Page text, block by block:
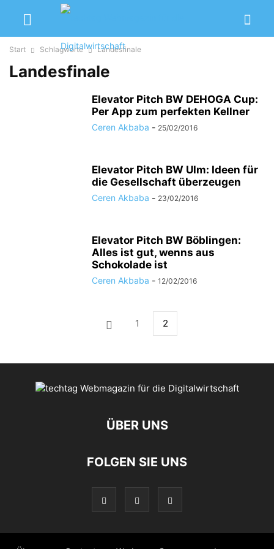
Start Schlagworte Landesfinale
Landesfinale
Elevator Pitch BW DEHOGA Cup:
Per App zum perfekten Kellner
Ceren Akbaba - 25/02/2016
Elevator Pitch BW Ulm: Ideen für
die Gesellschaft überzeugen
Ceren Akbaba - 23/02/2016
Elevator Pitch BW Böblingen:
Alles ist gut, wenns aus
Schokolade ist
Ceren Akbaba - 12/02/2016
1 2
ÜBER UNS
FOLGEN SIE UNS